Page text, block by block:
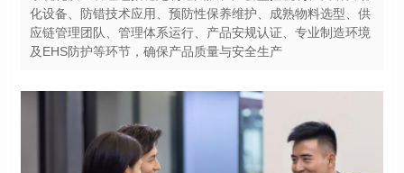
及EHS防护等环节，确保产品质量与安全生产